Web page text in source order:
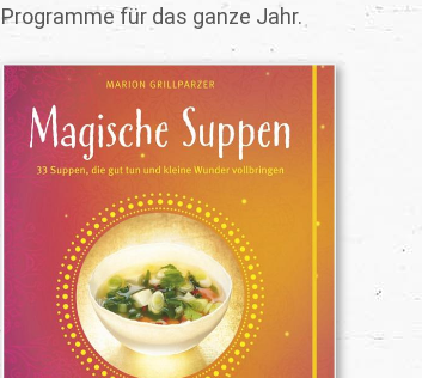
Programme für das ganze Jahr.